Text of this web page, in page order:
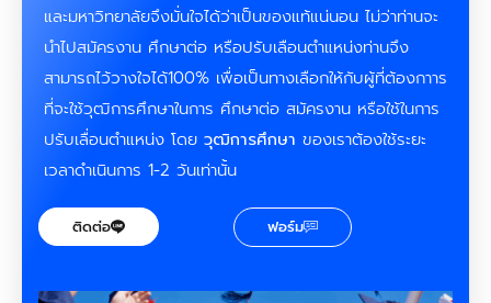
และมหาวิทยาลัยจึงมั่นใจได้ว่าเป็นของแท้แน่นอน ไม่ว่าท่านจะ
นำไปสมัครงาน ศึกษาต่อ หรือปรับเลือนตำแหน่งท่านจึง
สามารถไว้วางใจได้100% เพื่อเป็นทางเลือกให้กับผู้ที่ต้องกาาร
ที่จะใช้วุฒิการศึกษาในการ ศึกษาต่อ สมัครงาน หรือใช้ในการ
ปรับเลื่อนตำแหน่ง โดย วุฒิการศึกษา ของเราต้องใช้ระยะ
เวลาดำเนินการ 1-2 วันเท่านั้น
ติดต่อ ฟอร์ม